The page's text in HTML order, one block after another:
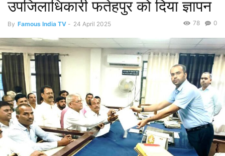
उपजिलाधिकारी फतेहपुर को दिया ज्ञापन
By Famous India TV - 24 April 2025 0
78